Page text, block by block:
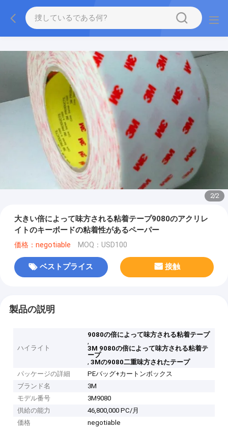
2/2
大きい倍によって味方される粘着テープ9080のアクリレ
イトのキーボードの粘着性があるペーパー
価格：negotiable MOQ：USD100
ベストプライス 接触
製品の説明
ハイライト
9080の倍によって味方される粘着テープ
,
3M 9080の倍によって味方される粘着テ
ープ
,3Mの9080二重味方されたテープ
パッケージの詳細
PEバッグ+カートンボックス
ブランド名
3M
モデル番号
3M9080
供給の能力
46,800,000 PC/月
価格
negotiable